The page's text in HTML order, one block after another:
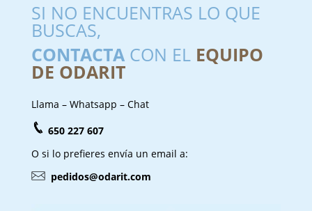
SI NO ENCUENTRAS LO QUE
BUSCAS,
CONTACTACON EL EQUIPO
DE ODARIT
Llama – Whatsapp – Chat
650 227 607
O si lo prefieres envía un email a:
pedidos@odarit.com